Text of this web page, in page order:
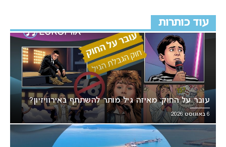
עוד כותרות
עובר על החוק: מאיזה גיל מותר להשתתף באירוויזיון?
6 באוגוסט 2026